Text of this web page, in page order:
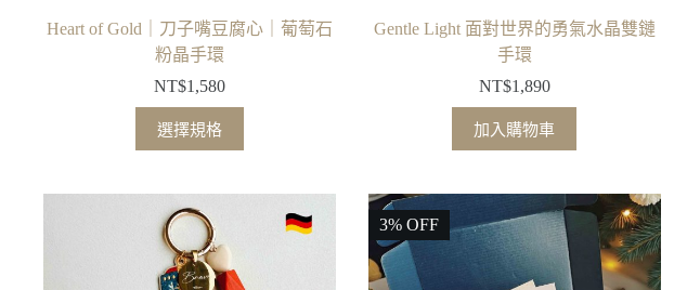
選
項
選
項
Heart of Gold｜刀子嘴豆腐心｜葡萄石
粉晶手環
NT$1,580
選擇規格
此
產
有
多
種
款
Gentle Light 面對世界的勇氣水晶雙鏈
手環
NT$1,890
加入購物車
3% OFF